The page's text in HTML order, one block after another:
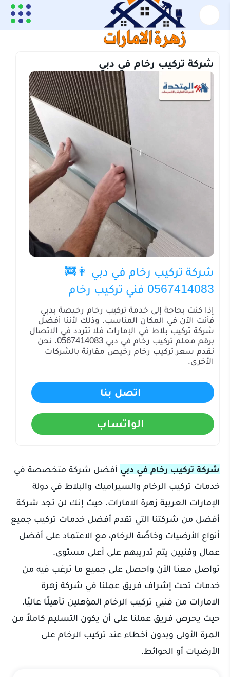
تركيب رخام شركة تركيب رخام في دبي
شركة تركيب رخام في دبي
شركة تركيب رخام في دبي 👩‍🚒
0567414083 فني تركيب رخام
إذا كنت بحاجة إلى خدمة تركيب رخام رخيصة بدبي
فأنت الآن في المكان المناسب. وذلك لأننا أفضل
شركة تركيب بلاط في الإمارات فلا تتردد في الاتصال
برقم معلم تركيب رخام في دبي 0567414083. نحن
نقدم سعر تركيب رخام رخيص مقارنة بالشركات
الأخرى.
اتصل بنا
الواتساب
شركة تركيب رخام في دبي أفضل شركة متخصصة في
خدمات تركيب الرخام والسيراميك والبلاط في دولة
الإمارات العربية زهرة الامارات. حيث إنك لن تجد شركة
أفضل من شركتنا التي تقدم أفضل خدمات تركيب جميع
أنواع الأرضيات وخاصًة الرخام، مع الاعتماد على أفضل
عمال وفنيين يتم تدريبهم على أعلى مستوى.
تواصل معنا الآن واحصل على جميع ما ترغب فيه من
خدمات تحت إشراف فريق عملنا في شركة زهرة
الامارات من فنيي تركيب الرخام المؤهلين تأهيلًا عاليًا،
حيث يحرص فريق عملنا على أن يكون التسليم كاملاً من
المرة الأولى وبدون أخطاء عند تركيب الرخام على
الأرضيات أو الحوائط.